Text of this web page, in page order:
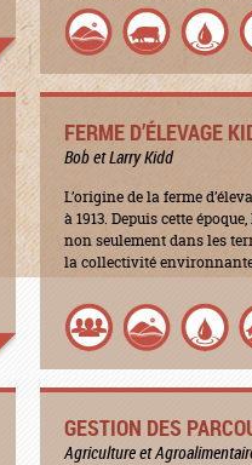
FERME D’ÉLEVAGE
Bob et Larry Kidd
L’origine de la ferme
à 1913. Depuis cette
non seulement dans les
la collectivité
GESTION DES
Agriculture et